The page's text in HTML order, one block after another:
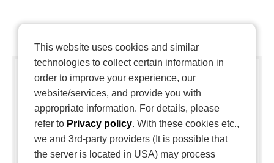
ご覧になるために無償配布の
Adobe Acrobat Reader DC
をダウンロードし
てください。
This website uses cookies and similar
technologies to collect certain information in
order to improve your experience, our
website/services, and provide you with
appropriate information. For details, please
refer to Privacy policy. With these cookies etc.,
we and 3rd-party providers (It is possible that
the server is located in USA) may process